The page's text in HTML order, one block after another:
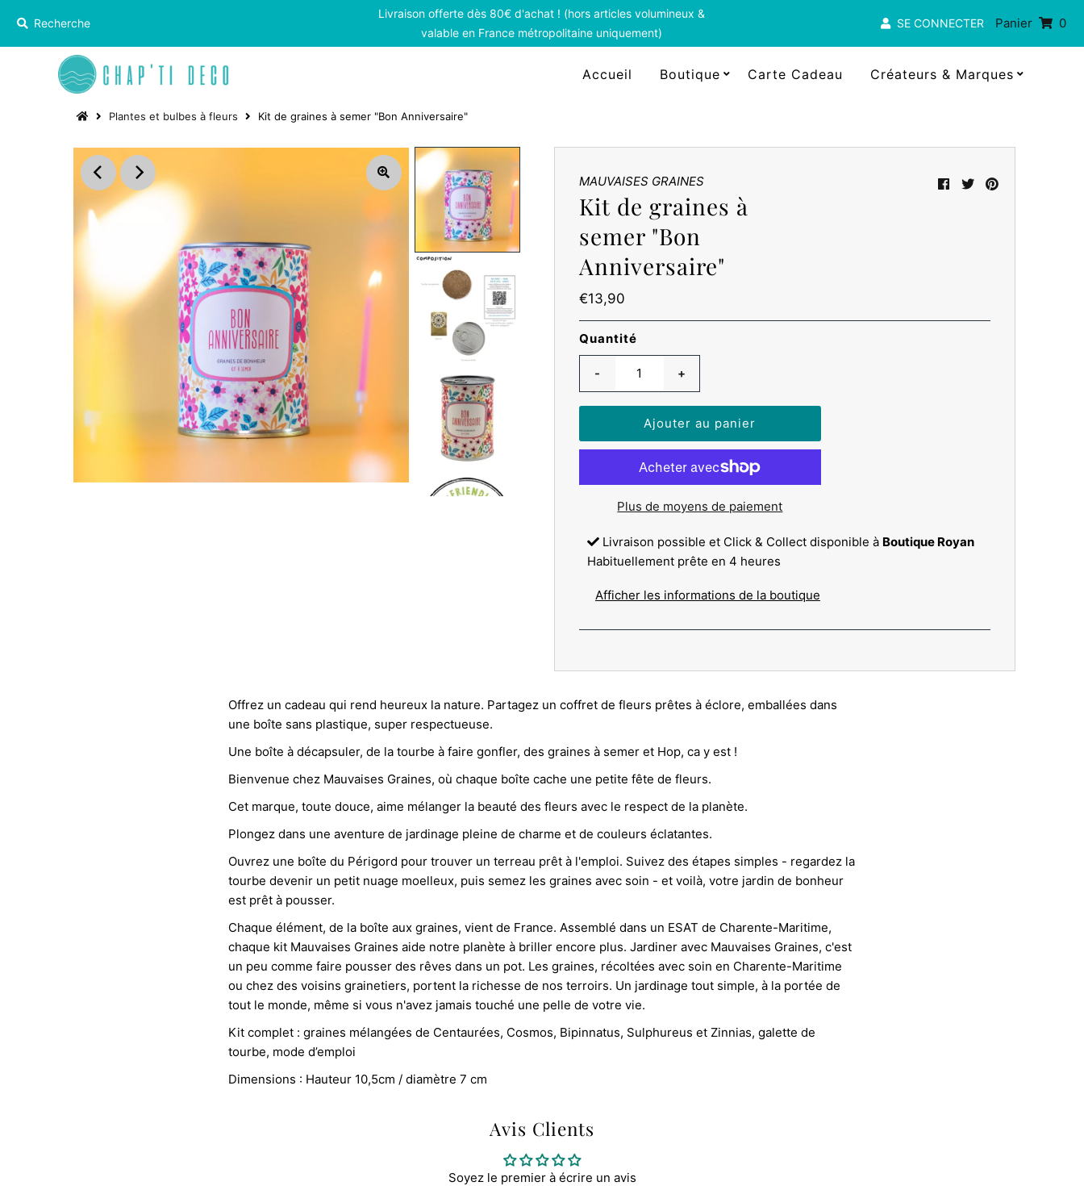
Livraison offerte dès 80€ d'achat ! (hors articles volumineux &
valable en France métropolitaine uniquement)
SE CONNECTER Panier 0
Accueil Boutique Carte Cadeau Créateurs & Marques
Plantes et bulbes à fleurs Kit de graines à semer "Bon Anniversaire"
MAUVAISES GRAINES
Kit de graines à
semer "Bon
Anniversaire"
Prix
ordinaire
€13,90
Quantité
- +
Plus de moyens de paiement
Livraison possible et Click & Collect disponible à Boutique Royan
Habituellement prête en 4 heures
Afficher les informations de la boutique
Offrez un cadeau qui rend heureux la nature. Partagez un coffret de fleurs prêtes à éclore, emballées dans
une boîte sans plastique, super respectueuse.
Une boîte à décapsuler, de la tourbe à faire gonfler, des graines à semer et Hop, ca y est !
Bienvenue chez Mauvaises Graines, où chaque boîte cache une petite fête de fleurs.
Cet marque, toute douce, aime mélanger la beauté des fleurs avec le respect de la planète.
Plongez dans une aventure de jardinage pleine de charme et de couleurs éclatantes.
Ouvrez une boîte du Périgord pour trouver un terreau prêt à l'emploi. Suivez des étapes simples - regardez la
tourbe devenir un petit nuage moelleux, puis semez les graines avec soin - et voilà, votre jardin de bonheur
est prêt à pousser.
Chaque élément, de la boîte aux graines, vient de France. Assemblé dans un ESAT de Charente-Maritime,
chaque kit Mauvaises Graines aide notre planète à briller encore plus. Jardiner avec Mauvaises Graines, c'est
un peu comme faire pousser des rêves dans un pot. Les graines, récoltées avec soin en Charente-Maritime
ou chez des voisins grainetiers, portent la richesse de nos terroirs. Un jardinage tout simple, à la portée de
tout le monde, même si vous n'avez jamais touché une pelle de votre vie.
Kit complet : graines mélangées de Centaurées, Cosmos, Bipinnatus, Sulphureus et Zinnias, galette de
tourbe, mode d’emploi
Dimensions : Hauteur 10,5cm / diamètre 7 cm
Avis Clients
Soyez le premier à écrire un avis